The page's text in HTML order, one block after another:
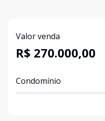
Valor venda
R$ 270.000,00
Condomínio